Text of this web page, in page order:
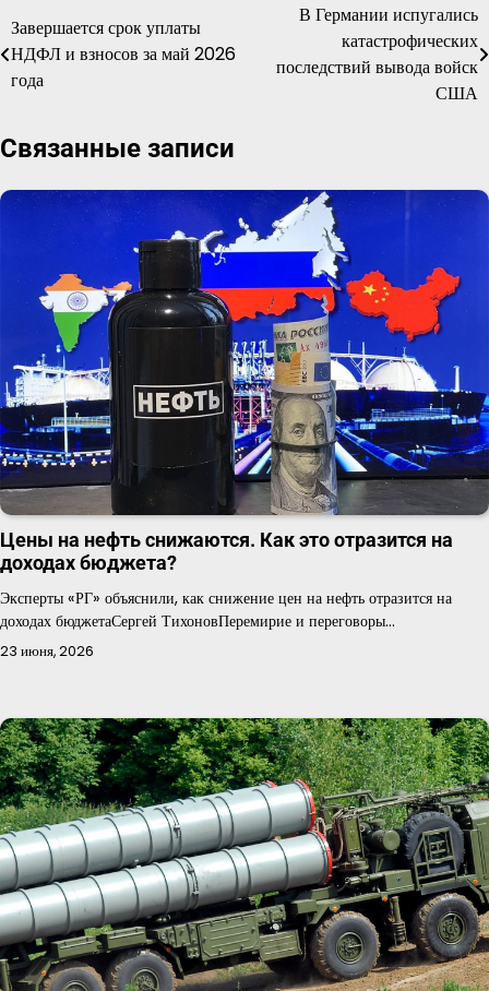
Навигация
по
записям
Завершается срок уплаты
НДФЛ и взносов за май 2026
года
В Германии испугались
катастрофических
последствий вывода войск
США
Связанные записи
Цены на нефть снижаются. Как это отразится на
доходах бюджета?
Эксперты «РГ» объяснили, как снижение цен на нефть отразится на
доходах бюджетаСергей ТихоновПеремирие и переговоры…
23 июня, 2026